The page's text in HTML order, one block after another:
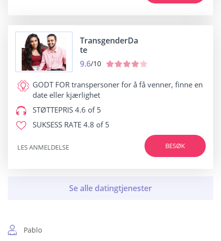
TransgenderDa
te
9.6/10
GODT FOR transpersoner for å få venner, finne en
date eller kjærlighet
STØTTEPRIS 4.6 of 5
SUKSESS RATE 4.8 of 5
BESØK
LES ANMELDELSE
Pablo